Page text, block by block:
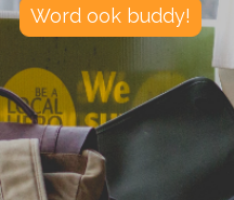
Word ook buddy!